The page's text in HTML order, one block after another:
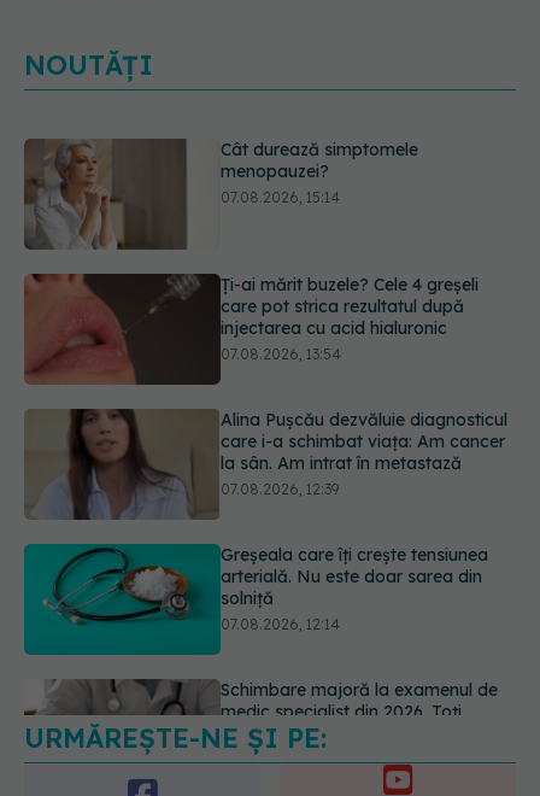
NOUTĂȚI
Ți-ai mărit buzele? Cele 4 greșeli
care pot strica rezultatul după
injectarea cu acid hialuronic
Alina Pușcău dezvăluie diagnosticul
care i-a schimbat viața: Am cancer
la sân. Am intrat în metastază
07.08.2026, 12:39
Greșeala care îți crește tensiunea
arterială. Nu este doar sarea din
solniță
07.08.2026, 12:14
Schimbare majoră la examenul de
medic specialist din 2026. Toți
candidații vor avea aceleași
subiecte
Cât durează simptomele
menopauzei?
07.08.2026, 15:14
URMĂREȘTE-NE ȘI PE:
URMĂRITORI 6560
ABONAȚI